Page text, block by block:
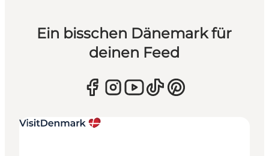
Ein bisschen Dänemark für
deinen Feed